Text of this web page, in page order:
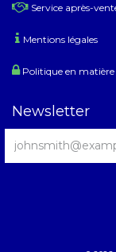
Service après-
Mentions légales
Politique en matière
Newsletter